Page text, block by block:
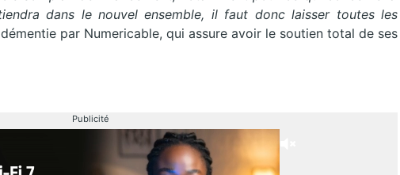
dans le nouvel ensemble, il faut donc laisser toutes les
par Numericable, qui assure avoir le soutien total de ses
Publicité